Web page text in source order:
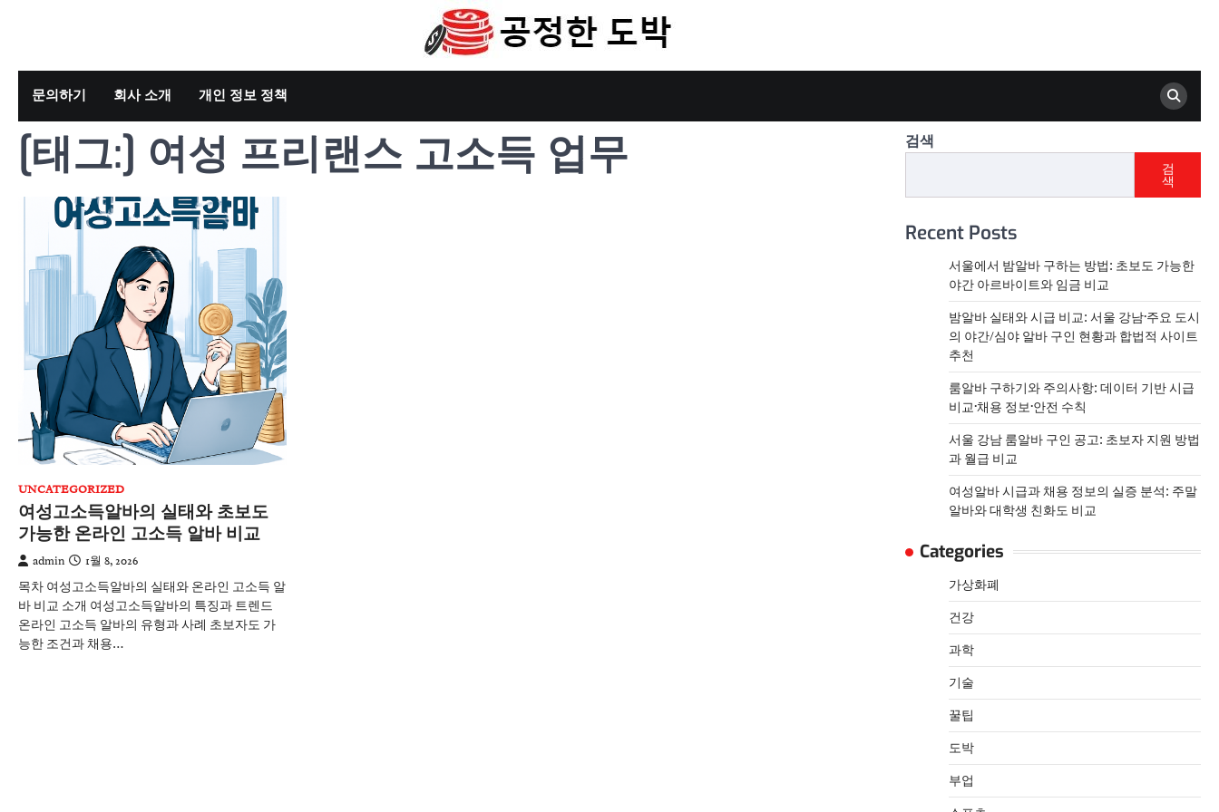
문의하기 회사 소개 개인 정보 정책
[태그:] 여성 프리랜스 고소득 업무
UNCATEGORIZED
여성고소득알바의 실태와 초보도
가능한 온라인 고소득 알바 비교
admin 1월 8, 2026
목차 여성고소득알바의 실태와 온라인 고소득 알
바 비교 소개 여성고소득알바의 특징과 트렌드
온라인 고소득 알바의 유형과 사례 초보자도 가
능한 조건과 채용…
검색
검
색
Recent Posts
서울에서 밤알바 구하는 방법: 초보도 가능한
야간 아르바이트와 임금 비교
밤알바 실태와 시급 비교: 서울 강남·주요 도시
의 야간/심야 알바 구인 현황과 합법적 사이트
추천
룸알바 구하기와 주의사항: 데이터 기반 시급
비교·채용 정보·안전 수칙
서울 강남 룸알바 구인 공고: 초보자 지원 방법
과 월급 비교
여성알바 시급과 채용 정보의 실증 분석: 주말
알바와 대학생 친화도 비교
Categories
가상화폐
건강
과학
기술
꿀팁
도박
부업